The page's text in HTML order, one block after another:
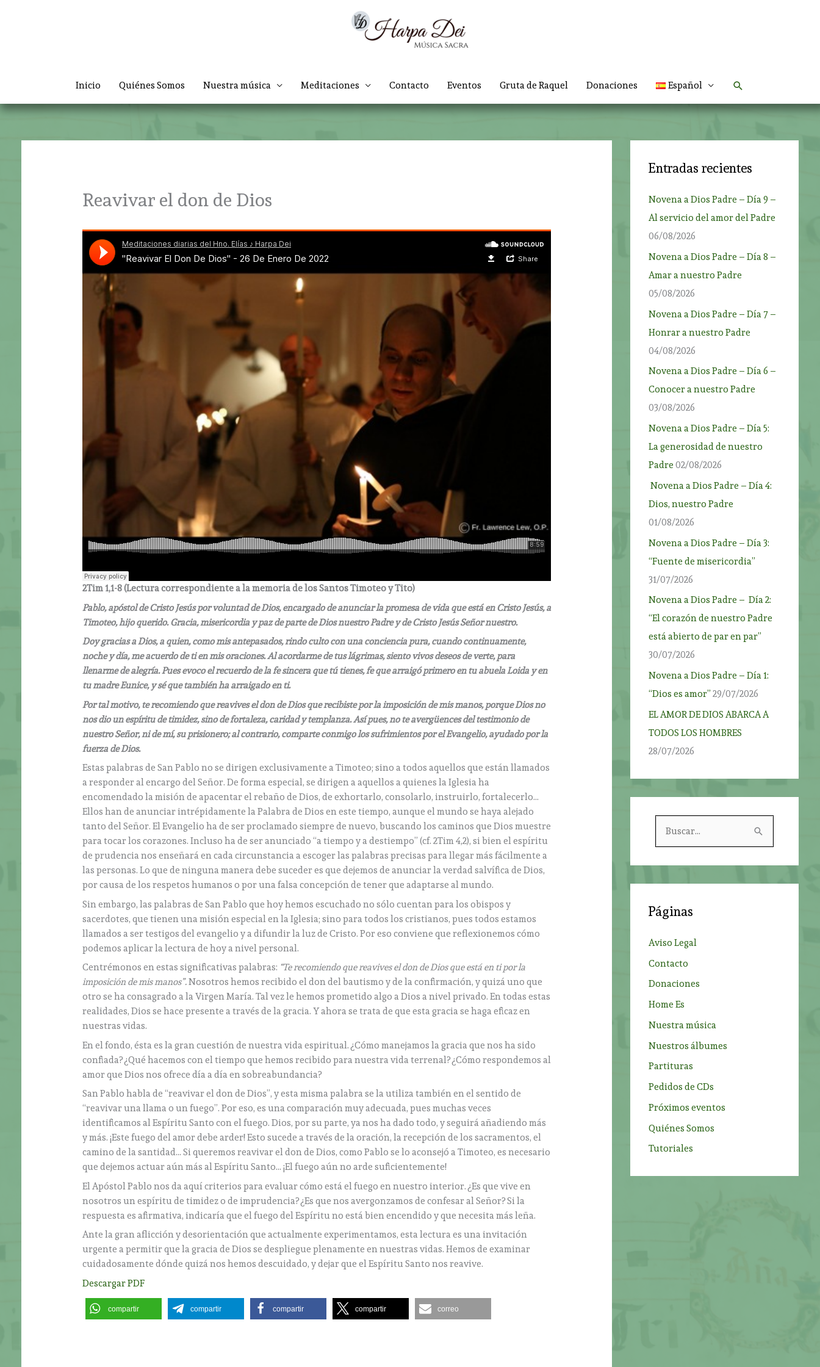
Inicio Quiénes Somos Nuestra música Meditaciones Contacto Eventos Gruta de Raquel Donaciones Español Buscar
Reavivar el don de Dios
2Tim 1,1-8 (Lectura correspondiente a la memoria de los Santos Timoteo y Tito)
Pablo, apóstol de Cristo Jesús por voluntad de Dios, encargado de anunciar la promesa de vida que está en Cristo Jesús, a
Timoteo, hijo querido. Gracia, misericordia y paz de parte de Dios nuestro Padre y de Cristo Jesús Señor nuestro.
Doy gracias a Dios, a quien, como mis antepasados, rindo culto con una conciencia pura, cuando continuamente,
noche y día, me acuerdo de ti en mis oraciones. Al acordarme de tus lágrimas, siento vivos deseos de verte, para
llenarme de alegría. Pues evoco el recuerdo de la fe sincera que tú tienes, fe que arraigó primero en tu abuela Loida y en
tu madre Eunice, y sé que también ha arraigado en ti.
Por tal motivo, te recomiendo que reavives el don de Dios que recibiste por la imposición de mis manos, porque Dios no
nos dio un espíritu de timidez, sino de fortaleza, caridad y templanza.Así pues, no te avergüences del testimonio de
nuestro Señor, ni de mí, su prisionero; al contrario, comparte conmigo los sufrimientos por el Evangelio, ayudado por la
fuerza de Dios.
Estas palabras de San Pablo no se dirigen exclusivamente a Timoteo; sino a todos aquellos que están llamados
a responder al encargo del Señor. De forma especial, se dirigen a aquellos a quienes la Iglesia ha
encomendado la misión de apacentar el rebaño de Dios, de exhortarlo, consolarlo, instruirlo, fortalecerlo…
Ellos han de anunciar intrépidamente la Palabra de Dios en este tiempo, aunque el mundo se haya alejado
tanto del Señor. El Evangelio ha de ser proclamado siempre de nuevo, buscando los caminos que Dios muestre
para tocar los corazones. Incluso ha de ser anunciado “a tiempo y a destiempo” (cf. 2Tim 4,2), si bien el espíritu
de prudencia nos enseñará en cada circunstancia a escoger las palabras precisas para llegar más fácilmente a
las personas. Lo que de ninguna manera debe suceder es que dejemos de anunciar la verdad salvífica de Dios,
por causa de los respetos humanos o por una falsa concepción de tener que adaptarse al mundo.
Sin embargo, las palabras de San Pablo que hoy hemos escuchado no sólo cuentan para los obispos y
sacerdotes, que tienen una misión especial en la Iglesia; sino para todos los cristianos, pues todos estamos
llamados a ser testigos del evangelio y a difundir la luz de Cristo. Por eso conviene que reflexionemos cómo
podemos aplicar la lectura de hoy a nivel personal.
Centrémonos en estas significativas palabras: “Te recomiendo que reavives el don de Dios que está en ti por la
imposición de mis manos”.Nosotros hemos recibido el don del bautismo y de la confirmación, y quizá uno que
otro se ha consagrado a la Virgen María. Tal vez le hemos prometido algo a Dios a nivel privado. En todas estas
realidades, Dios se hace presente a través de la gracia. Y ahora se trata de que esta gracia se haga eficaz en
nuestras vidas.
En el fondo, ésta es la gran cuestión de nuestra vida espiritual. ¿Cómo manejamos la gracia que nos ha sido
confiada? ¿Qué hacemos con el tiempo que hemos recibido para nuestra vida terrenal? ¿Cómo respondemos al
amor que Dios nos ofrece día a día en sobreabundancia?
San Pablo habla de “reavivar el don de Dios”, y esta misma palabra se la utiliza también en el sentido de
“reavivar una llama o un fuego”. Por eso, es una comparación muy adecuada, pues muchas veces
identificamos al Espíritu Santo con el fuego. Dios, por su parte, ya nos ha dado todo, y seguirá añadiendo más
y más. ¡Este fuego del amor debe arder! Esto sucede a través de la oración, la recepción de los sacramentos, el
camino de la santidad… Si queremos reavivar el don de Dios, como Pablo se lo aconsejó a Timoteo, es necesario
que dejemos actuar aún más al Espíritu Santo… ¡El fuego aún no arde suficientemente!
El Apóstol Pablo nos da aquí criterios para evaluar cómo está el fuego en nuestro interior. ¿Es que vive en
nosotros un espíritu de timidez o de imprudencia? ¿Es que nos avergonzamos de confesar al Señor? Si la
respuesta es afirmativa, indicaría que el fuego del Espíritu no está bien encendido y que necesita más leña.
Ante la gran aflicción y desorientación que actualmente experimentamos, esta lectura es una invitación
urgente a permitir que la gracia de Dios se despliegue plenamente en nuestras vidas. Hemos de examinar
cuidadosamente dónde quizá nos hemos descuidado, y dejar que el Espíritu Santo nos reavive.
Descargar PDF
compartir compartir compartir compartir correo
Entradas recientes
Novena a Dios Padre – Día 9 –
Al servicio del amor del Padre
06/08/2026
Novena a Dios Padre – Día 8 –
Amar a nuestro Padre
05/08/2026
Novena a Dios Padre – Día 7 –
Honrar a nuestro Padre
04/08/2026
Novena a Dios Padre – Día 6 –
Conocer a nuestro Padre
03/08/2026
Novena a Dios Padre – Día 5:
La generosidad de nuestro
Padre 02/08/2026
Novena a Dios Padre – Día 4:
Dios, nuestro Padre
01/08/2026
Novena a Dios Padre – Día 3:
“Fuente de misericordia”
31/07/2026
Novena a Dios Padre – Día 2:
“El corazón de nuestro Padre
está abierto de par en par”
30/07/2026
Novena a Dios Padre – Día 1:
“Dios es amor” 29/07/2026
EL AMOR DE DIOS ABARCA A
TODOS LOS HOMBRES
28/07/2026
r
:
Páginas
Aviso Legal
Contacto
Donaciones
Home Es
Nuestra música
Nuestros álbumes
Partituras
Pedidos de CDs
Próximos eventos
Quiénes Somos
Tutoriales